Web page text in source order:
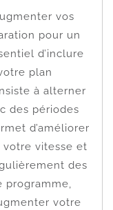
vos
pour un
d’inclure
plan
à alterner
des périodes
d’améliorer
votre vitesse et
des
programme,
votre